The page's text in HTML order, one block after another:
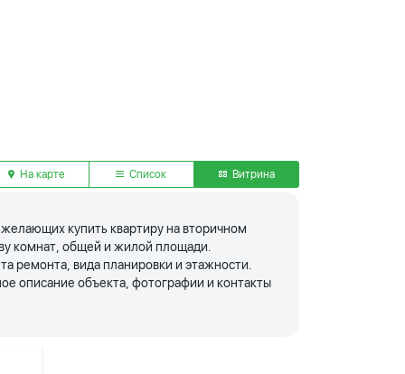
На карте Список Витрина
купить квартиру на вторичном
комнат, общей и жилой площади.
ремонта, вида планировки и этажности.
описание объекта, фотографии и контакты